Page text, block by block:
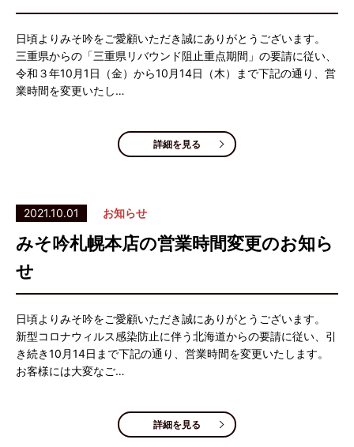
日頃よりみそ吟をご愛顧いただき誠にありがとうございます。
三重県からの「三重県リバウンド阻止重点期間」の要請に従い、
令和３年10月1日（金）から10月14日（木）まで下記の通り、営
業時間を変更いたし…
詳細を見る
2021.10.01 お知らせ
みそ吟札幌本店の営業時間変更のお知ら
せ
日頃よりみそ吟をご愛顧いただき誠にありがとうございます。
新型コロナウィルス感染防止に伴う北海道からの要請に従い、引
き続き10月14日まで下記の通り、営業時間を変更いたします。
お客様には大変なご…
詳細を見る